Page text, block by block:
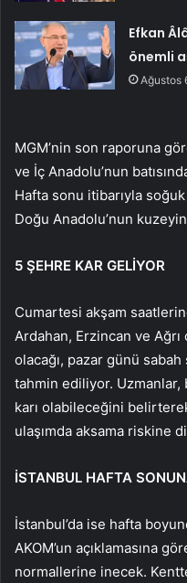
Efkan
önemli
Ağustos
MGM’nin son raporuna
ve İç Anadolu’nun
Hafta sonu itibarıyla
Doğu Anadolu’nun
5 ŞEHRE KAR GELİYOR
Cumartesi akşam
Ardahan, Erzincan ve Ağrı
olacağı, pazar günü
tahmin ediliyor. Uzmanlar,
karı olabileceğini
ulaşımda aksama riskine
İSTANBUL HAFTA
İstanbul’da ise hafta
AKOM’un açıklamasına
normallerine inecek.